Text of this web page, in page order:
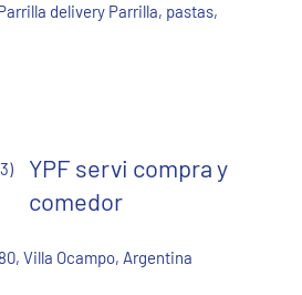
delivery Parrilla, pastas,
YPF servi compra y
comedor
Villa Ocampo, Argentina